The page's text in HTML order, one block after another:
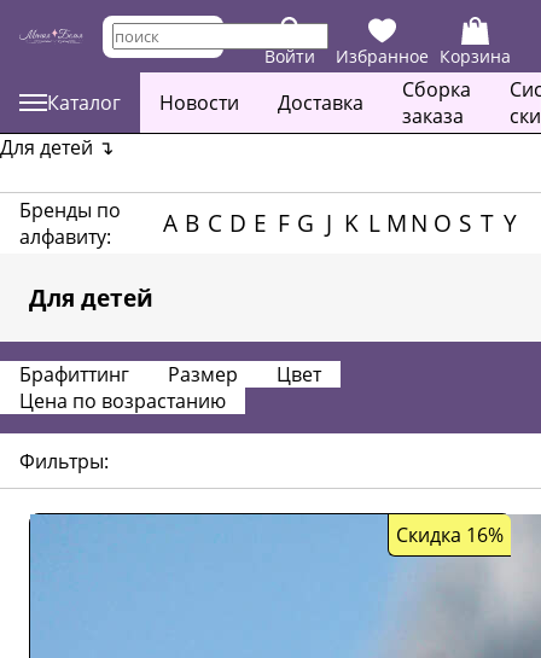
Войти Избранное Корзина
Каталог Новости Доставка
Сборка
заказа
Для детей ↴
Бренды по
алфавиту:
A B C D E F G J K L MN O S T Y
Для детей
Брафиттинг Размер
Цвет
Цена по возрастанию
Фильтры:
Скидка 16%